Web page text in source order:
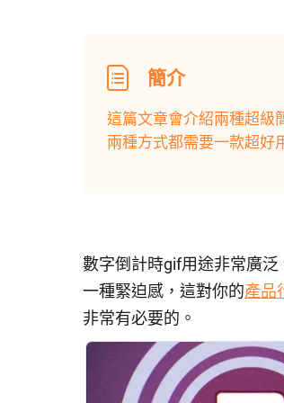
簡介
這篇文章會介紹兩種超級
兩種方式都需要一款超好
數字倒計時gif用途非常廣泛
一種緊迫感，這對你的產品
非常有必要的。